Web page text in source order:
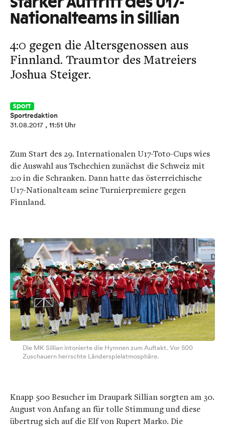
Starker Auftritt des U17-
Nationalteams in Sillian
4:0 gegen die Altersgenossen aus
Finnland. Traumtor des Matreiers
Joshua Steiger.
Sport
Sportredaktion
31.08.2017 , 11:51 Uhr
Zum Start des 29. Internationalen U17-Toto-Cups wies
die Auswahl aus Tschechien zunächst die Schweiz mit
2:0 in die Schranken. Dann hatte das österreichische
U17-Nationalteam seine Turnierpremiere gegen
Finnland.
Die MK Sillian intonierte die Hymnen zum Auftakt. Vor 500
Zuschauern herrschte Länderspielatmosphäre.
Knapp 500 Besucher im Draupark Sillian sorgten am 30.
August von Anfang an für tolle Stimmung und diese
übertrug sich auf die Elf von Rupert Marko. Die